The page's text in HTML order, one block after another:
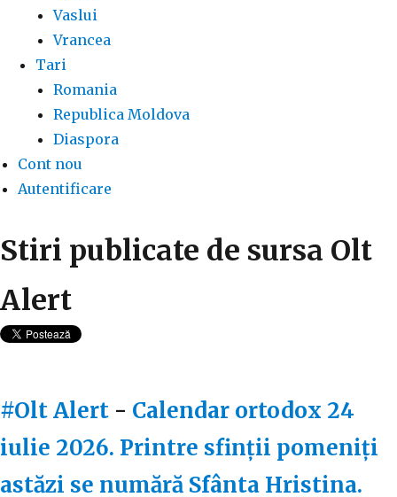
Vaslui
Vrancea
Tari
Romania
Republica Moldova
Diaspora
Cont nou
Autentificare
Stiri publicate de sursa Olt
Alert
#Olt Alert - Calendar ortodox 24
iulie 2026. Printre sfinții pomeniți
astăzi se numără Sfânta Hristina.